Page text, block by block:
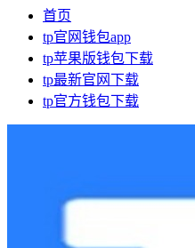
首页
tp官网钱包app
tp苹果版钱包下载
tp最新官网下载
tp官方钱包下载